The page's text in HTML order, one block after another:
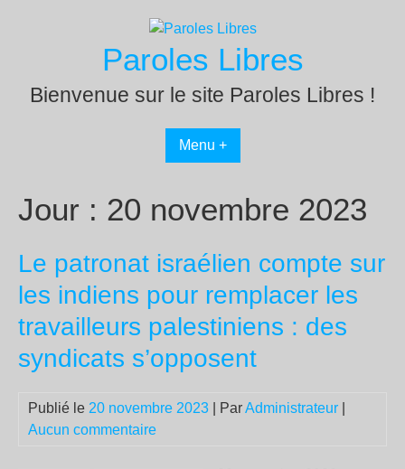
Paroles Libres
Bienvenue sur le site Paroles Libres !
Menu +
Jour : 20 novembre 2023
Le patronat israélien compte sur
les indiens pour remplacer les
travailleurs palestiniens : des
syndicats s’opposent
Publié le 20 novembre 2023 | ParAdministrateur
Aucun commentaire